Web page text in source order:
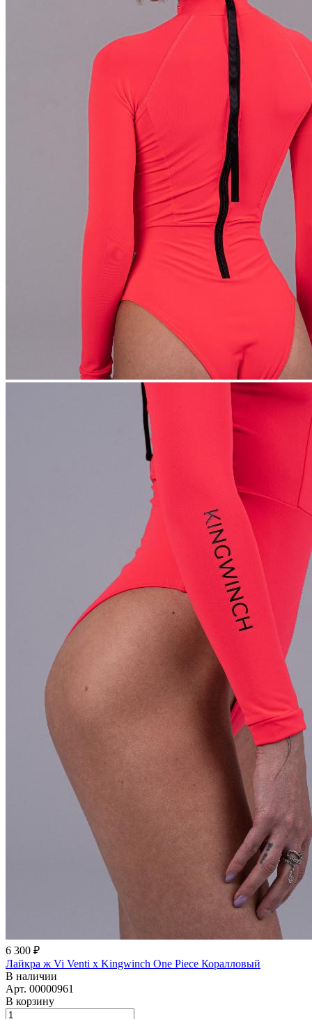
6 300 ₽
Лайкра ж Vi Venti x Kingwinch One Piece Коралловый
В наличии
Арт. 00000961
В корзину